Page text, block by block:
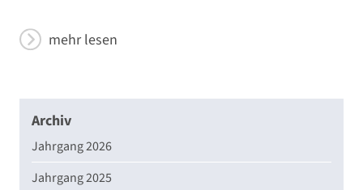
mehr lesen
Archiv
Jahrgang 2026
Jahrgang 2025